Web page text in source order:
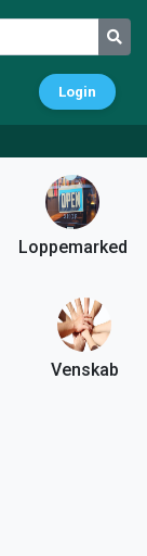
Login
Loppemarked
Venskab